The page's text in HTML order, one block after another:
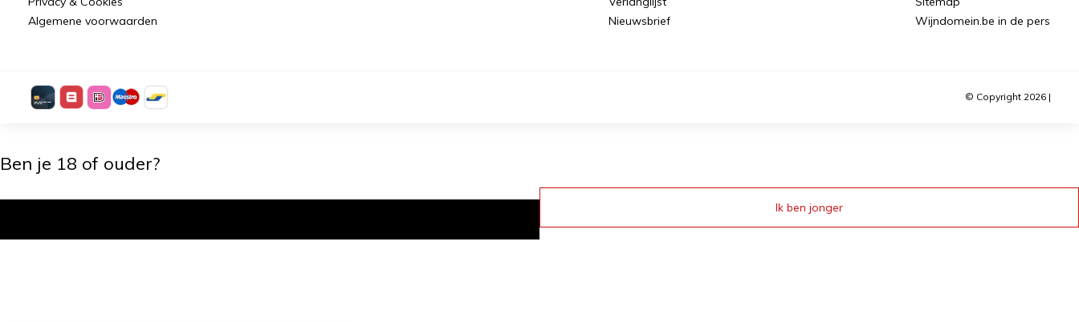
Algemene voorwaarden
Nieuwsbrief
Wijndomein.be in de pers
© Copyright 2026 |
Ben je 18 of ouder?
Ik ben jonger